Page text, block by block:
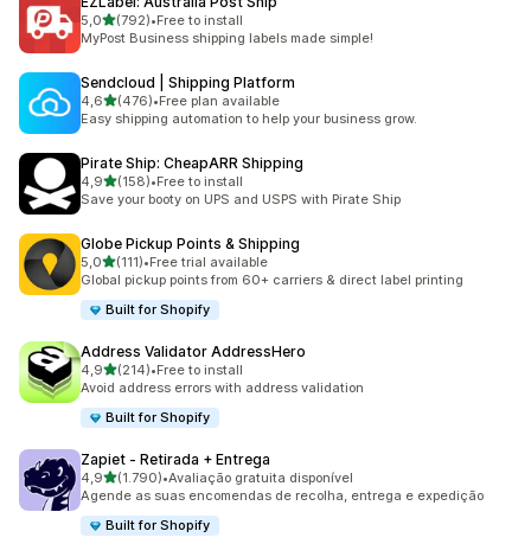
5,0de 5 estrelas
(792)
792 total de avaliações
•Free to install
MyPost Business shipping labels made simple!
Sendcloud | Shipping Platform
4,6de 5 estrelas
(476)
476 total de avaliações
•Free plan available
Easy shipping automation to help your business grow.
Pirate Ship: CheapARR Shipping
4,9de 5 estrelas
(158)
158 total de avaliações
•Free to install
Save your booty on UPS and USPS with Pirate Ship
Globe Pickup Points & Shipping
5,0de 5 estrelas
(111)
111 total de avaliações
•Free trial available
Global pickup points from 60+ carriers & direct label printing
Built for Shopify
Address Validator AddressHero
4,9de 5 estrelas
(214)
214 total de avaliações
•Free to install
Avoid address errors with address validation
Built for Shopify
Zapiet ‑ Retirada + Entrega
4,9de 5 estrelas
(1.790)
1790 total de avaliações
•Avaliação gratuita disponível
Agende as suas encomendas de recolha, entrega e expedição
Built for Shopify